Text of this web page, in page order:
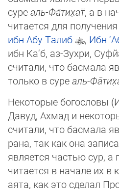
суреаль-Фа̄­ти­х̣ат̈, а в
читается для
ибн Абу Талиб
, Ибн
ибн Ка‘б, аз-Зухри,
считали, что басмала
только в суреаль-
Некоторые богословы
Давуд, Ахмад и
считали, что басмала
ра­на, так как она
является частью сур, а
читается в начале их в
аята, как это сделал